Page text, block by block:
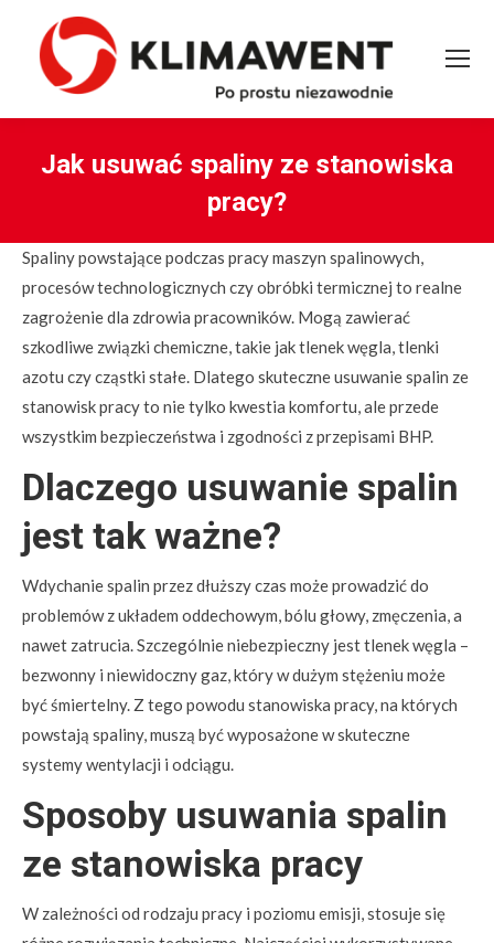
Jak usuwać spaliny ze stanowiska
pracy?
Spaliny powstające podczas pracy maszyn spalinowych,
procesów technologicznych czy obróbki termicznej to realne
zagrożenie dla zdrowia pracowników. Mogą zawierać
szkodliwe związki chemiczne, takie jak tlenek węgla, tlenki
azotu czy cząstki stałe. Dlatego skuteczne usuwanie spalin ze
stanowisk pracy to nie tylko kwestia komfortu, ale przede
wszystkim bezpieczeństwa i zgodności z przepisami BHP.
Dlaczego usuwanie spalin
jest tak ważne?
Wdychanie spalin przez dłuższy czas może prowadzić do
problemów z układem oddechowym, bólu głowy, zmęczenia, a
nawet zatrucia. Szczególnie niebezpieczny jest tlenek węgla –
bezwonny i niewidoczny gaz, który w dużym stężeniu może
być śmiertelny. Z tego powodu stanowiska pracy, na których
powstają spaliny, muszą być wyposażone w skuteczne
systemy wentylacji i odciągu.
Sposoby usuwania spalin
ze stanowiska pracy
W zależności od rodzaju pracy i poziomu emisji, stosuje się